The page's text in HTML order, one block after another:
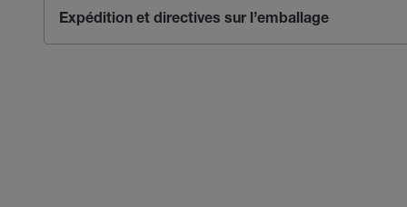
Expédition et directives sur l’emballage